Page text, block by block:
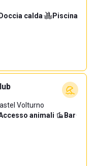
Doccia calda·
Piscina
Volturno
animali· Bar·